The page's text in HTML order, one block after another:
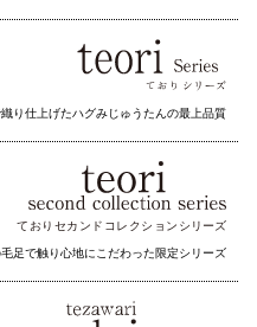
織り仕上げたハグみじゅうたんの最上品質
ておりセカンドコレクション シリーズ
足で触り心地にこだわった限定シリーズ